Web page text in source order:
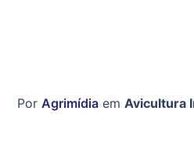
Por Agrimídia em Avicultura